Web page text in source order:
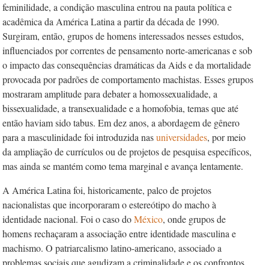
feminilidade, a condição masculina entrou na pauta política e
acadêmica da América Latina a partir da década de 1990.
Surgiram, então, grupos de homens interessados nesses estudos,
influenciados por correntes de pensamento norte-americanas e sob
o impacto das consequências dramáticas da Aids e da mortalidade
provocada por padrões de comportamento machistas. Esses grupos
mostraram amplitude para debater a homossexualidade, a
bissexualidade, a transexualidade e a homofobia, temas que até
então haviam sido tabus. Em dez anos, a abordagem de gênero
para a masculinidade foi introduzida nasuniversidades, por meio
da ampliação de currículos ou de projetos de pesquisa específicos,
mas ainda se mantém como tema marginal e avança lentamente.
A América Latina foi, historicamente, palco de projetos
nacionalistas que incorporaram o estereótipo do macho à
identidade nacional. Foi o caso doMéxico, onde grupos de
homens rechaçaram a associação entre identidade masculina e
machismo. O patriarcalismo latino-americano, associado a
problemas sociais que agudizam a criminalidade e os confrontos